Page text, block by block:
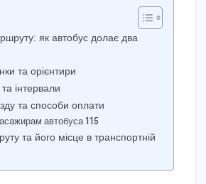
як автобус долає два
та орієнтири
інтервали
та способи оплати
автобуса 115
та його місце в транспортній